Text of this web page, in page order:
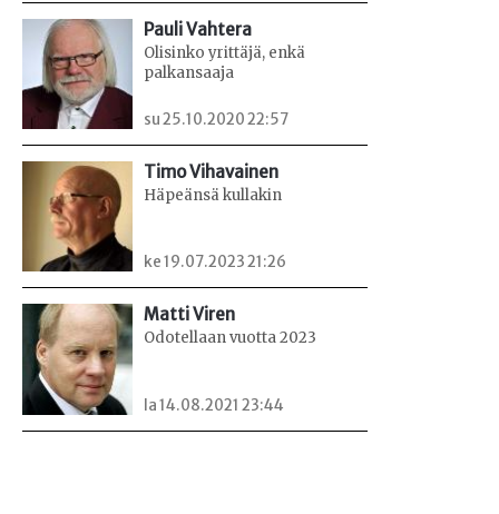
Pauli Vahtera
Olisinko yrittäjä, enkä
palkansaaja
su 25.10.2020 22:57
Timo Vihavainen
Häpeänsä kullakin
ke 19.07.2023 21:26
Matti Viren
Odotellaan vuotta 2023
la 14.08.2021 23:44